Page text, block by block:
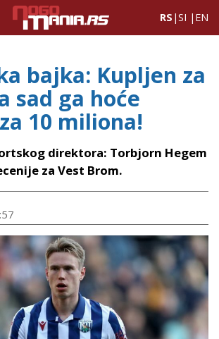
RS |SI | EN
bajka: Kupljen za
sad ga hoće
10 miliona!
direktora: Torbjorn Hegem
za Vest Brom.